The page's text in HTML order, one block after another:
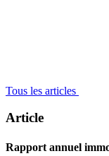
Tous les articles
Article
Rapport annuel